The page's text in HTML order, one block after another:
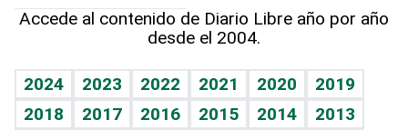
Vida y familia
Eñe
TBT Deportivo
Hecho en casa
Guía del dinero
Cumpleaños
Horóscopos
Crucigramas
Accede al contenido de Diario Libre año por año
desde el 2004.
2024 2023 2022 2021 2020
2019
2018
2017 2016 2015 2014
2013